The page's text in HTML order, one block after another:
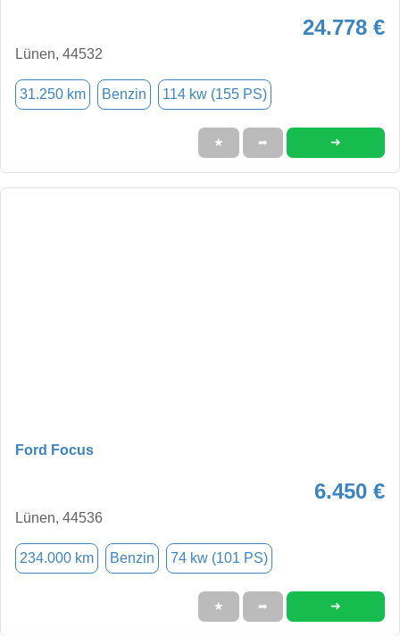
24.778 €
Lünen, 44532
31.250 km Benzin 114 kw (155 PS)
★ ➦ ➜
Ford Focus
6.450 €
Lünen, 44536
234.000 km Benzin 74 kw (101 PS)
★ ➦ ➜